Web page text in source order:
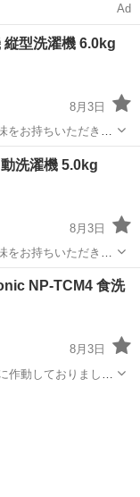
Ad
型洗濯機 6.0kg
8月3日
上、ご検討くださ
AQW
洗濯機 5.0kg
8月3日
上、ご検討くださ
NP-TCM4 食洗
8月3日